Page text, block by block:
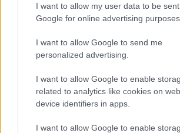
I want to allow my user data to be
Google for online advertising purposes.
I want to allow Google to send me
personalized advertising.
I want to allow Google to enable
related to analytics like cookies on
device identifiers in apps.
I want to allow Google to enable